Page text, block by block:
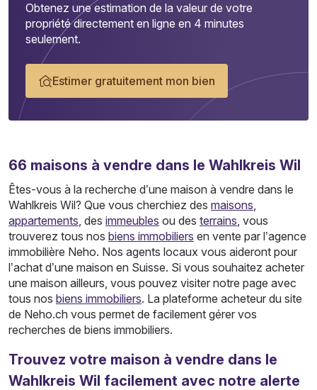
Obtenez une estimation de la valeur de votre
propriété directement en ligne en 4 minutes
seulement.
Estimer gratuitement mon bien
66 maisons à vendre dans le Wahlkreis Wil
Êtes-vous à la recherche d’une maison à vendre dans le
Wahlkreis Wil? Que vous cherchiez des maisons,
appartements, des immeubles ou des terrains, vous
trouverez tous nos biens immobiliers en vente par l’agence
immobilière Neho. Nos agents locaux vous aideront pour
l’achat d’une maison en Suisse. Si vous souhaitez acheter
une maison ailleurs, vous pouvez visiter notre page avec
tous nos biens immobiliers. La plateforme acheteur du site
de Neho.ch vous permet de facilement gérer vos
recherches de biens immobiliers.
Trouvez votre maison à vendre dans le
Wahlkreis Wil facilement avec notre alerte